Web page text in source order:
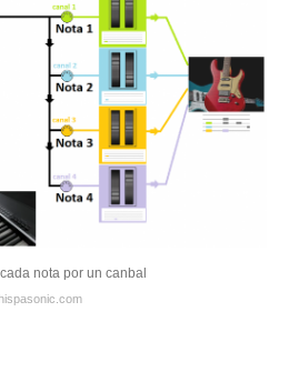
nota por un canbal
hispasonic.com